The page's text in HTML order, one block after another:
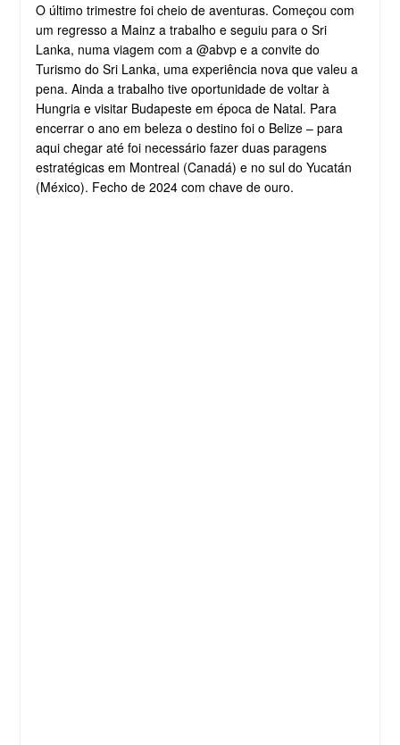
O último trimestre foi cheio de aventuras. Começou com
um regresso a Mainz a trabalho e seguiu para o Sri
Lanka, numa viagem com a @abvp e a convite do
Turismo do Sri Lanka, uma experiência nova que valeu a
pena. Ainda a trabalho tive oportunidade de voltar à
Hungria e visitar Budapeste em época de Natal. Para
encerrar o ano em beleza o destino foi o Belize – para
aqui chegar até foi necessário fazer duas paragens
estratégicas em Montreal (Canadá) e no sul do Yucatán
(México). Fecho de 2024 com chave de ouro.